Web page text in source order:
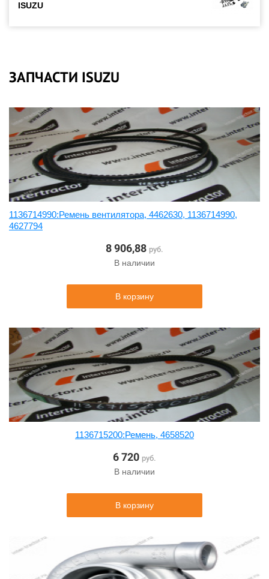
ISUZU
ЗАПЧАСТИ ISUZU
1136714990:Ремень вентилятора, 4462630, 1136714990,
4627794
8 906,88 руб.
В наличии
В корзину
1136715200:Ремень, 4658520
6 720 руб.
В наличии
В корзину